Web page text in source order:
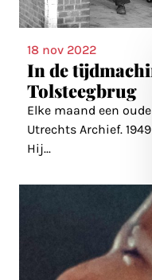
18 nov 2022
In de
Tolsteegbrug
Elke maand een
Utrechts Archief.
Hij...